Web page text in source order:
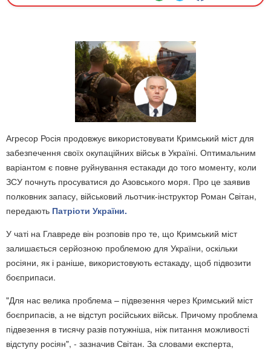
Агресор Росія продовжує використовувати Кримський міст для
забезпечення своїх окупаційних військ в Україні. Оптимальним
варіантом є повне руйнування естакади до того моменту, коли
ЗСУ почнуть просуватися до Азовського моря. Про це заявив
полковник запасу, військовий льотчик-інструктор Роман Світан,
передають Патріоти України.
У чаті на Главреде він розповів про те, що Кримський міст
залишається серйозною проблемою для України, оскільки
росіяни, як і раніше, використовують естакаду, щоб підвозити
боєприпаси.
"Для нас велика проблема – підвезення через Кримський міст
боєприпасів, а не відступ російських військ. Причому проблема
підвезення в тисячу разів потужніша, ніж питання можливості
відступу росіян", - зазначив Світан. За словами експерта,